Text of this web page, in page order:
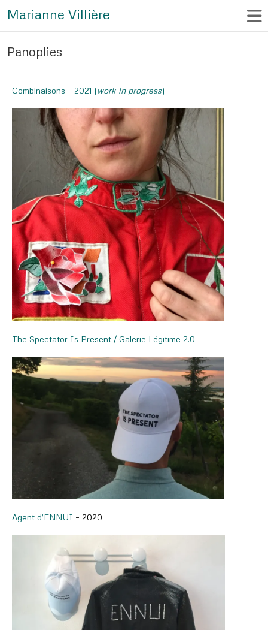
Marianne Villière
Panoplies
Combinaisons – 2021 (work in progress)
The Spectator Is Present / Galerie Légitime 2.0
Agent d’ENNUI – 2020